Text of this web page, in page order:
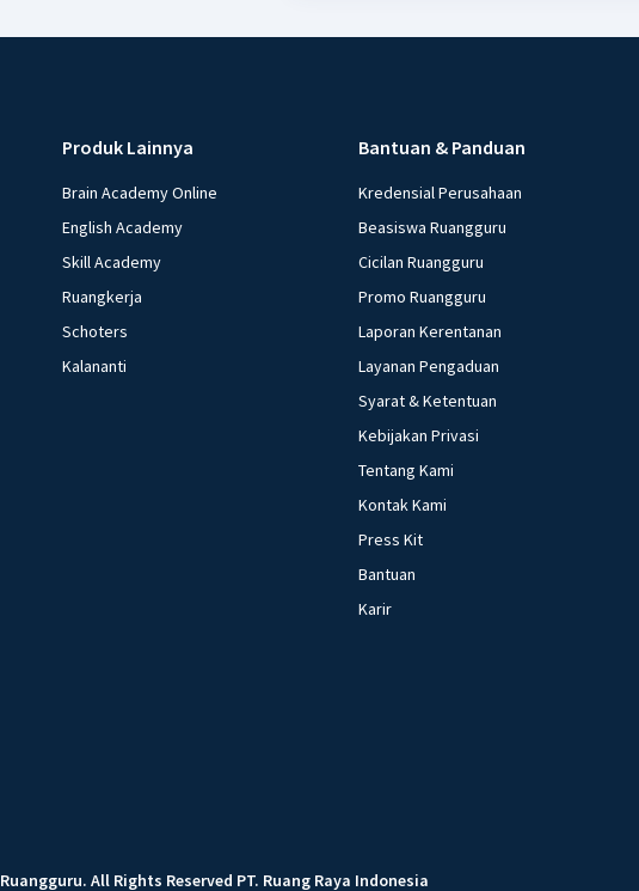
Produk Lainnya
Brain Academy Online
English Academy
Skill Academy
Ruangkerja
Schoters
Kalananti
Bantuan & Panduan
Kredensial Perusahaan
Beasiswa Ruangguru
Cicilan Ruangguru
Promo Ruangguru
Laporan Kerentanan
Layanan Pengaduan
Syarat & Ketentuan
Kebijakan Privasi
Tentang Kami
Kontak Kami
Press Kit
Bantuan
Karir
Ruangguru. All Rights Reserved PT. Ruang Raya Indonesia